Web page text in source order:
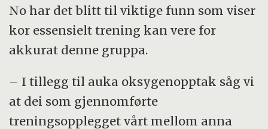
No har det blitt til viktige funn som viser
kor essensielt trening kan vere for
akkurat denne gruppa.
– I tillegg til auka oksygenopptak såg vi
at dei som gjennomførte
treningsopplegget vårt mellom anna